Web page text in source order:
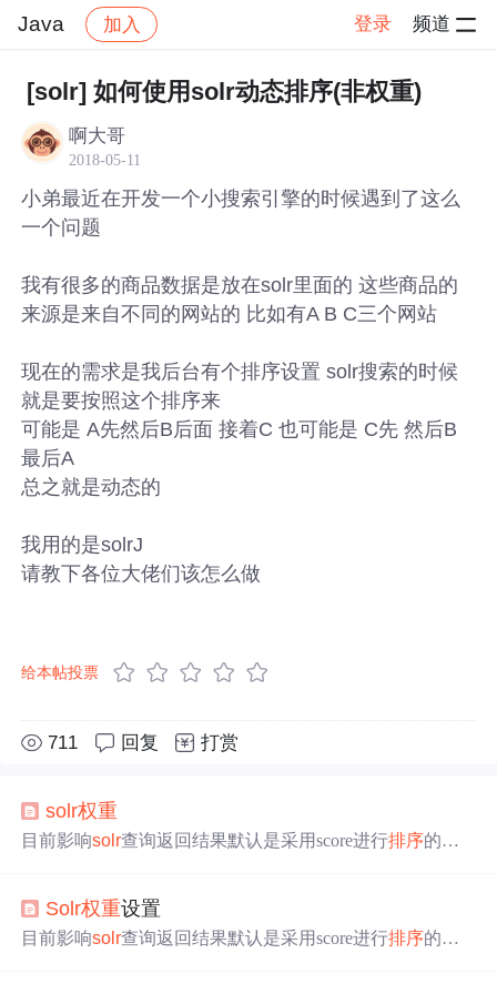
Java 加入 登录 频道
社区 Java 帖子详情
[solr] 如何使用solr动态排序(非权重)
啊大哥
2018-05-11
小弟最近在开发一个小搜索引擎的时候遇到了这么
一个问题
我有很多的商品数据是放在solr里面的 这些商品的
来源是来自不同的网站的 比如有A B C三个网站
现在的需求是我后台有个排序设置 solr搜索的时候
就是要按照这个排序来
可能是 A先然后B后面 接着C 也可能是 C先 然后B
最后A
总之就是动态的
我用的是solrJ
请教下各位大佬们该怎么做
给本帖投票
711 回复 打赏
solr权重
目前影响solr查询返回结果默认是采用score进行排序的，
ass="solr.SearchHandler" default="true"> – default values for q
uery paramet
Solr权重设置
目前影响solr查询返回结果默认是采用score进行排序的，